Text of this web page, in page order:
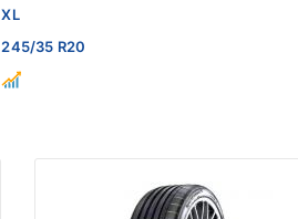
XL
245/35 R20